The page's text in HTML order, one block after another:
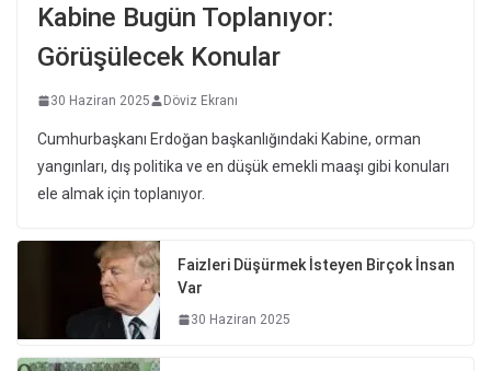
Kabine Bugün Toplanıyor:
Görüşülecek Konular
30 Haziran 2025 Döviz Ekranı
Cumhurbaşkanı Erdoğan başkanlığındaki Kabine, orman
yangınları, dış politika ve en düşük emekli maaşı gibi konuları
ele almak için toplanıyor.
Faizleri Düşürmek İsteyen Birçok İnsan
Var
30 Haziran 2025